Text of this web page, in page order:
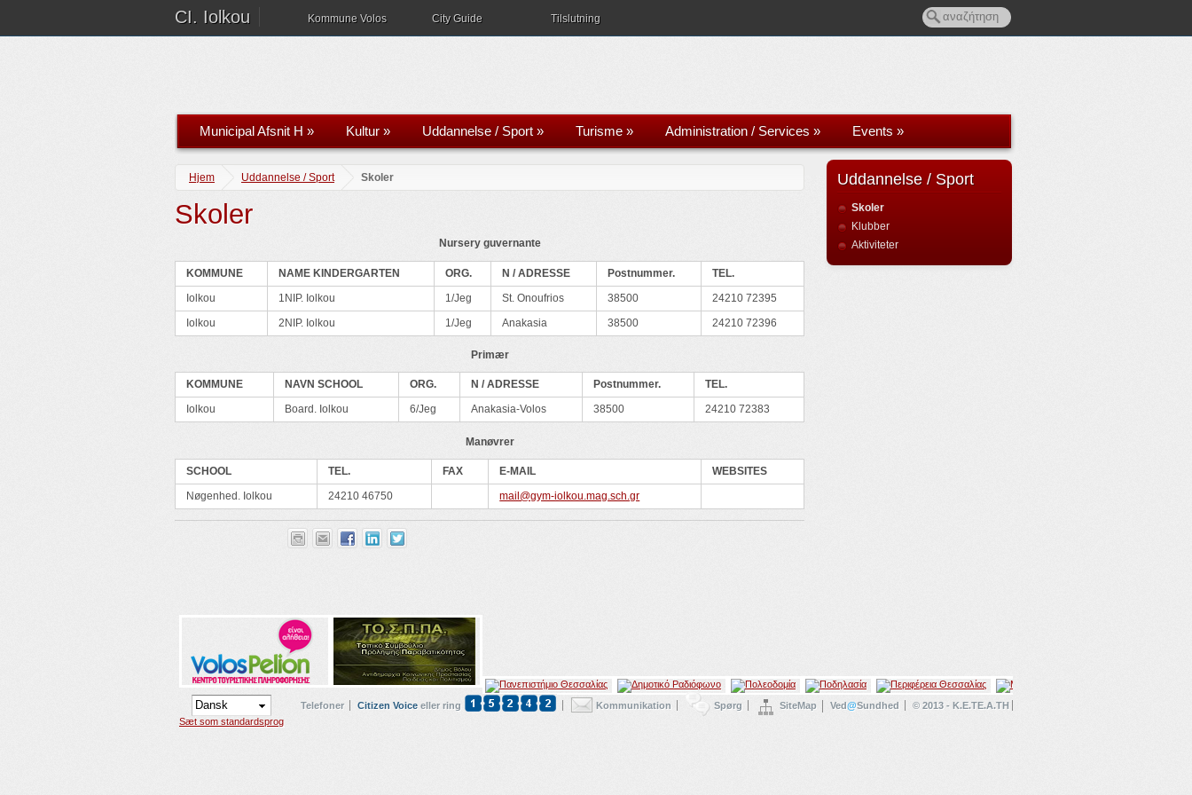
CI. Iolkou Kommune Volos City Guide Tilslutning
Municipal Afsnit H » Kultur » Uddannelse / Sport » Turisme » Administration / Services » Events »
Hjem Uddannelse / Sport Skoler
Skoler
Nursery guvernante
KOMMUNE NAME KINDERGARTEN ORG. N / ADRESSE Postnummer.
TEL.
Iolkou
1NIP. Iolkou 1/Jeg St. Onoufrios 38500
24210 72395
Iolkou
2NIP. Iolkou 1/Jeg Anakasia 38500 24210 72396
Primær
KOMMUNE NAVN SCHOOL ORG. N / ADRESSE Postnummer.
TEL.
Iolkou
Board. Iolkou 6/Jeg Anakasia-Volos 38500 24210 72383
Manøvrer
SCHOOL TEL. FAX E-MAIL
WEBSITES
Nøgenhed. Iolkou
24210 46750 mail@gym-iolkou.mag.sch.gr
Uddannelse / Sport
Skoler
Klubber
Aktiviteter
Sæt som standardsprog
Telefoner Citizen Voice eller ring Kommunikation Spørg SiteMap Ved@Sundhed © 2013 - K.E.TE.A.TH